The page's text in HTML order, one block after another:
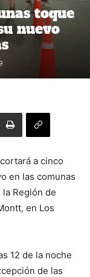
toque
nuevo
a cinco
en las comunas
Región de
en Los
12 de la noche
de las